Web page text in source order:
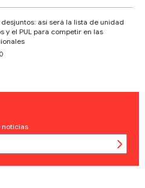
así será la lista de unidad
y el PUL para competir en las
noticias